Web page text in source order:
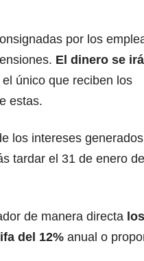
por los
El dinero se
único que reciben los
estas.
los intereses
tardar el 31 de enero
de manera directa los
del 12% anual o